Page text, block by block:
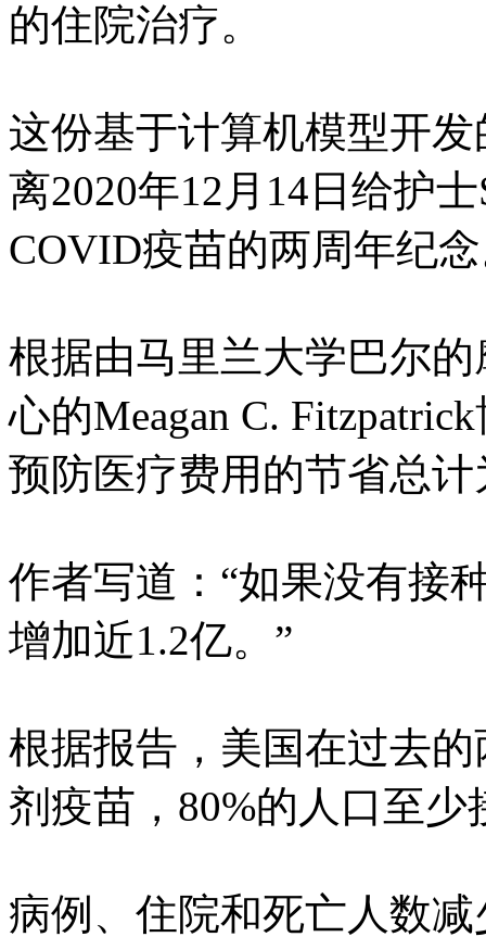
的住院治疗。
这份基于计算机模型开
离2020年12月14日给护
COVID疫苗的两周年纪
根据由马里兰大学巴尔
心的Meagan C.
预防医疗费用的节省总
作者写道：“如果没有接
增加近1.2亿。”
根据报告，美国在过去
剂疫苗，80%的人口至
病例、住院和死亡人数减